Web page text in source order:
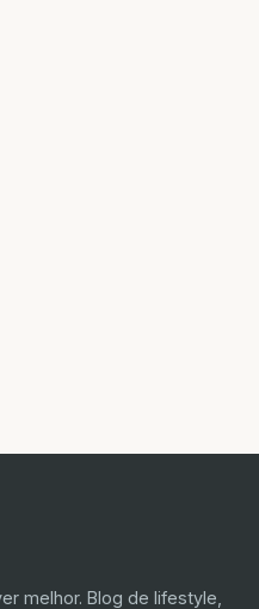
melhor. Blog de lifestyle,